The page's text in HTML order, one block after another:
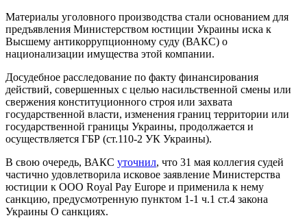
Материалы уголовного производства стали основанием для
предъявления Министерством юстиции Украины иска к
Высшему антикоррупционному суду (ВАКС) о
национализации имущества этой компании.
Досудебное расследование по факту финансирования
действий, совершенных с целью насильственной смены или
свержения конституционного строя или захвата
государственной власти, изменения границ территории или
государственной границы Украины, продолжается и
осуществляется ГБР (ст.110-2 УК Украины).
В свою очередь, ВАКС уточнил, что 31 мая коллегия судей
частично удовлетворила исковое заявление Министерства
юстиции к ООО Royal Pay Europe и применила к нему
санкцию, предусмотренную пунктом 1-1 ч.1 ст.4 закона
Украины О санкциях.